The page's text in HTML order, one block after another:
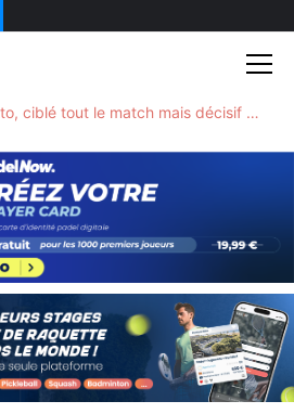
Chingotto, ciblé tout le match mais décisif quand tout bascule